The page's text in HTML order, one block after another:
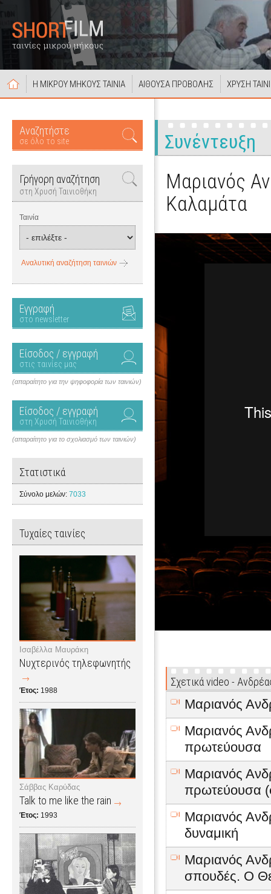
Η ΜΙΚΡΟΥ ΜΗΚΟΥΣ ΤΑΙΝΙΑ ΑΙΘΟΥΣΑ ΠΡΟΒΟΛΗΣ ΧΡΥΣΗ
Αναζητήστε
σε όλο το site
Γρήγορη αναζήτηση
στη Χρυσή Ταινιοθήκη
Ταινία
Αναλυτική αναζήτηση ταινιών
Εγγραφή
στο newsletter
Είσοδος / εγγραφή
στις ταινίες μας
(απαραίτητο για την ψηφοφορία των ταινιών)
Είσοδος / εγγραφή
στη Χρυσή Ταινιοθήκη
(απαραίτητο για το σχολιασμό των ταινιών)
Στατιστικά
Σύνολο μελών: 7033
Τυχαίες ταινίες
Ισαβέλλα Μαυράκη
Νυχτερινός τηλεφωνητής
Έτος: 1988
Σάββας Καρύδας
Talk to me like the rain
Έτος: 1993
Συνέντευξη
Μαριανός
Καλαμάτα
Σχετικά video -
Μαριανός
Μαριανός
πρωτεύουσα
Μαριανός
πρωτεύουσα
Μαριανός
δυναμική
Μαριανός
σπουδές. Ο